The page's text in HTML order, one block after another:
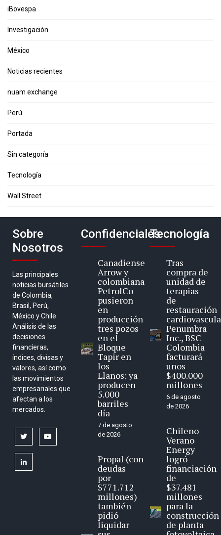
iBovespa
Investigación
México
Noticias recientes
nuam exchange
Perú
Portada
Sin categoría
Tecnología
Wall Street
Sobre
Nosotros
Las principales
noticias bursátiles
de Colombia,
Brasil, Perú,
México y Chile.
Análisis de las
decisiones
financieras,
índices, divisas y
valores, así como
las movimientos
empresariales que
afectan a los
mercados.
twitter
linkedin
Confidenciales
Canadiense
Arrow y
colombiana
PetrolCo
pusieron
en
producción
tres pozos
en el
Bloque
Tapir en
los
Llanos: ya
producen
5.000
barriles
día
7 de agosto
de 2026
Propal (con
deudas
por
$771.712
millones)
también
pidió
liquidar
Tecnología
Tras
compra de
unidad de
terapias
de
restauración
Penumbra
Inc., BSC
Colombia
facturará
unos
$400.000
millones
6 de agosto
de 2026
Chileno
Verano
Energy
logró
financiación
de
$37.481
millones
para la
construcción
de planta